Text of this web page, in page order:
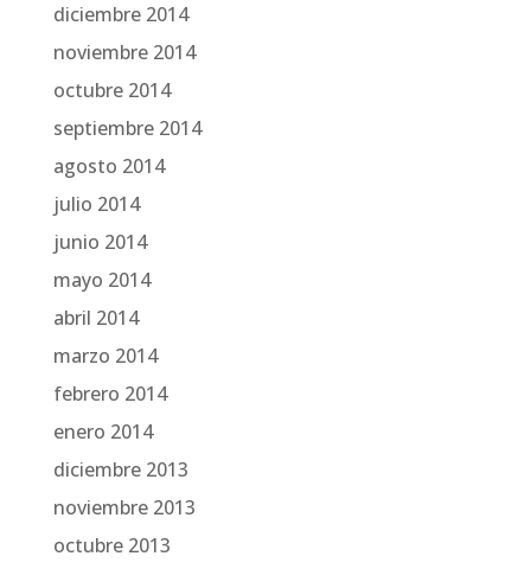
diciembre 2014
noviembre 2014
octubre 2014
septiembre 2014
agosto 2014
julio 2014
junio 2014
mayo 2014
abril 2014
marzo 2014
febrero 2014
enero 2014
diciembre 2013
noviembre 2013
octubre 2013